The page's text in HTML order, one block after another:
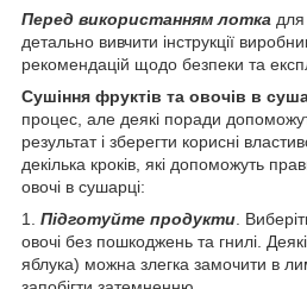
Перед використанням лотка для
детально вивчити інструкції
рекомендацій щодо безпеки та
Сушіння фруктів та овочів в
процес, але деякі поради
результат і зберегти корисні
декілька кроків, які допоможуть
овочі в сушарці:
1. Підготуйте продукти .
овочі без пошкоджень та гнилі.
яблука) можна злегка замочити в